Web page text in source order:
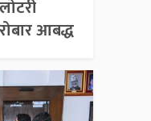
आबद्ध